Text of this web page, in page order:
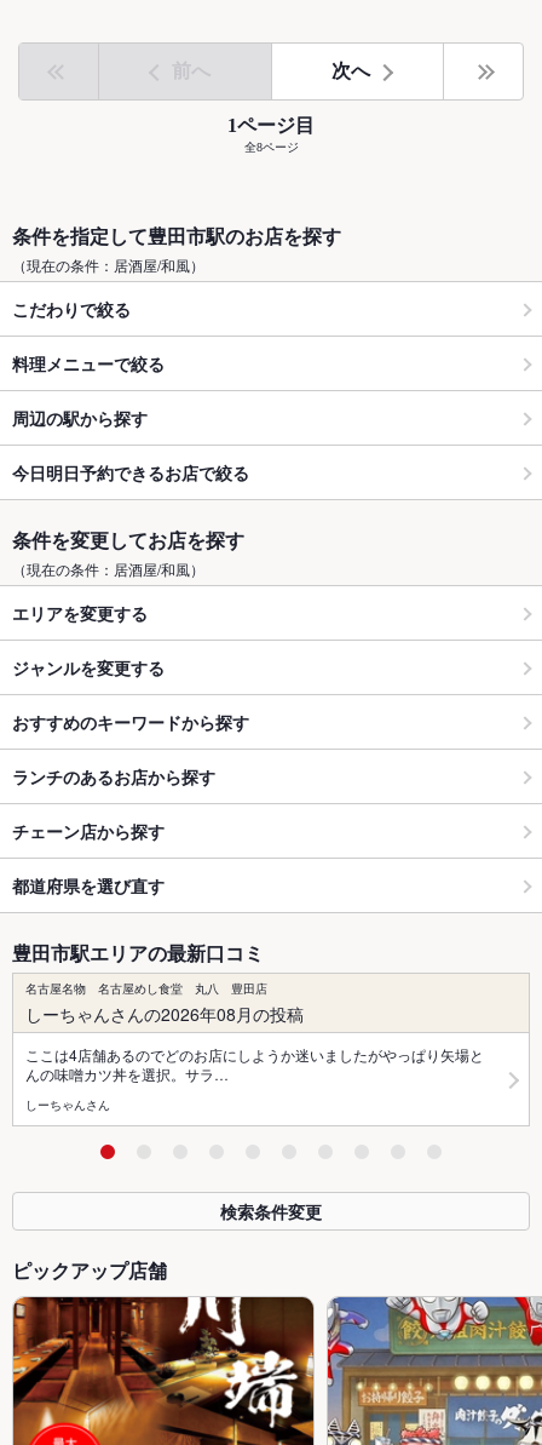
前へ 次へ
1ページ目
全8ページ
条件を指定して豊田市駅のお店を探す
（現在の条件：居酒屋/和風）
こだわりで絞る
料理メニューで絞る
周辺の駅から探す
今日明日予約できるお店で絞る
条件を変更してお店を探す
（現在の条件：居酒屋/和風）
エリアを変更する
ジャンルを変更する
おすすめのキーワードから探す
ランチのあるお店から探す
チェーン店から探す
都道府県を選び直す
豊田市駅エリアの最新口コミ
名古屋名物 名古屋めし食堂 丸八 豊田店
しーちゃんさんの2026年08月の投稿
ここは4店舗あるのでどのお店にしようか迷いましたがやっぱり矢場と
んの味噌カツ丼を選択。サラ…
しーちゃんさん
検索条件変更
ピックアップ店舗